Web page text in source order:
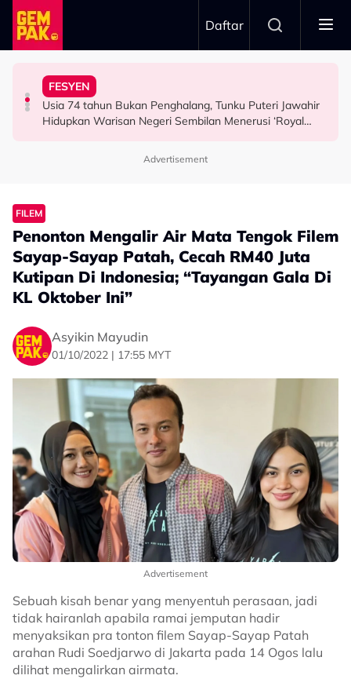
Skip to main content
Daftar
HIBURAN
“Saya Memang Suka Gaya Streetwear…” - Ezaidi Aziz
FESYEN
Usia 74 tahun Bukan Penghalang, Tunku Puteri Jawahir
Hidupkan Warisan Negeri Sembilan Menerusi ‘Royal
BERITA
Tertelan Serpihan Lidi Sate, Wanita Saman Singapore
Airlines
HIBURAN
Permintaan Aneh Jared Leto Di Lokasi, Minta Nelayan
Tangkap Ikan Segar Setiap Hari
Advertisement
FILEM
Penonton Mengalir Air Mata Tengok Filem
Sayap-Sayap Patah, Cecah RM40 Juta
Kutipan Di Indonesia; “Tayangan Gala Di
KL Oktober Ini”
Asyikin Mayudin
01/10/2022 | 17:55 MYT
Advertisement
Sebuah kisah benar yang menyentuh perasaan, jadi
tidak hairanlah apabila ramai jemputan hadir
menyaksikan pra tonton filem Sayap-Sayap Patah
arahan Rudi Soedjarwo di Jakarta pada 14 Ogos lalu
dilihat mengalirkan airmata.